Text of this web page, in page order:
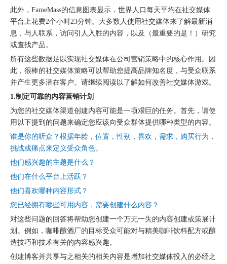
此外，FameMass的信息图表显示，世界人口每天平均在社交媒体
平台上花费2个小时23分钟。大多数人使用社交媒体来了解最新消
息，与人联系，访问引人入胜的内容，以及（最重要的是！）研究
或查找产品。
所有这些数据足以实现社交媒体在公司营销策略中的核心作用。因
此，很棒的社交媒体策略可以帮助您提高品牌知名度，与受众联系
并产生更多潜在客户。请继续阅读以了解如何改善社交媒体游戏。
1.制定可靠的内容营销计划
为您的社交媒体渠道创建内容可能是一项艰巨的任务。首先，请使
用以下提到的问题来确定您应该向受众群体提供哪种类型的内容。
谁是你的听众？根据年龄，位置，性别，喜欢，需求，购买行为，
挑战或痛点来定义受众角色。
他们感兴趣的主题是什么？
他们在什么平台上活跃？
他们喜欢哪种内容形式？
您已经拥有哪些可用内容，需要创建什么内容？
对这些问题的回答将帮助您创建一个万无一失的内容创建或策展计
划。例如，咖啡酿酒厂的目标受众可能对与精美咖啡饮料配方或酿
造技巧和技术有关的内容感兴趣。
创建博客并共享与之相关的相关内容是增加社交媒体投入的必经之